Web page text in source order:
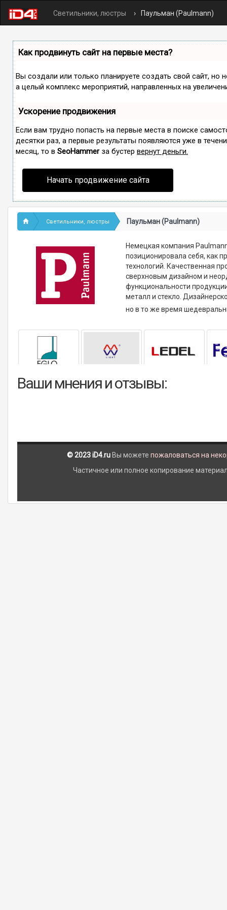
Светильники, люстры Паульман (Paulmann)
Как продвинуть сайт на первые места?
Вы создали или только планируете создать свой сайт, но
а целый комплекс мероприятий, направленных на
Ускорение продвижения
Если вам трудно попасть на первые места в поиске
десятки раз, а первые результаты появляются уже в
месяц, то в SeoHammerза бустер вернут деньги.
Начать продвижение сайта
Светильники, люстры Паульман (Paulmann)
Немецкая компания
позиционировала себя, как
технологий. Качественная
сверхновым дизайном и
функциональности
металл и стекло.
но в то же время
Ваши мнения и отзывы:
© 2023 iD4.ru Вы можете пожаловаться на
Частичное или полное копирование